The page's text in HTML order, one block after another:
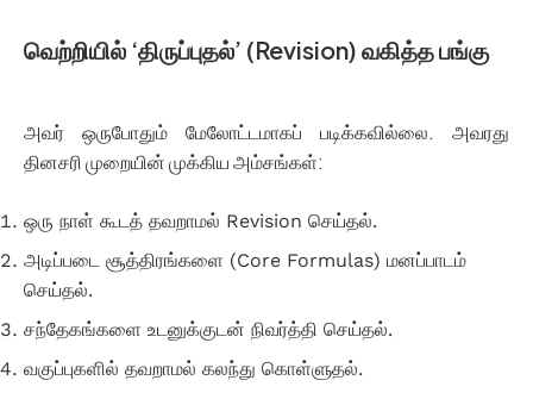
வெற்றியில் ‘திருப்புதல்’ (Revision) வகித்த பங்கு
அவர் ஒருபோதும் மேலோட்டமாகப் படிக்கவில்லை. அவரது
தினசரி முறையின் முக்கிய அம்சங்கள்:
ஒரு நாள் கூடத் தவறாமல் Revision செய்தல்.
அடிப்படை சூத்திரங்களை (Core Formulas) மனப்பாடம்
செய்தல்.
சந்தேகங்களை உடனுக்குடன் நிவர்த்தி செய்தல்.
வகுப்புகளில் தவறாமல் கலந்து கொள்ளுதல்.